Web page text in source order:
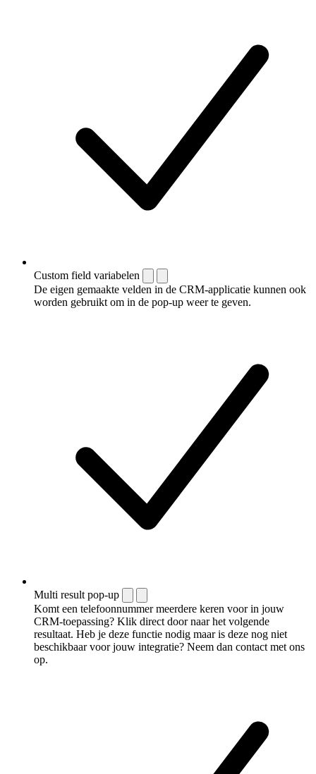
Custom field variabelen
De eigen gemaakte velden in de CRM-applicatie kunnen ook
worden gebruikt om in de pop-up weer te geven.
Multi result pop-up
Komt een telefoonnummer meerdere keren voor in jouw
CRM-toepassing? Klik direct door naar het volgende
resultaat. Heb je deze functie nodig maar is deze nog niet
beschikbaar voor jouw integratie? Neem dan contact met ons
op.